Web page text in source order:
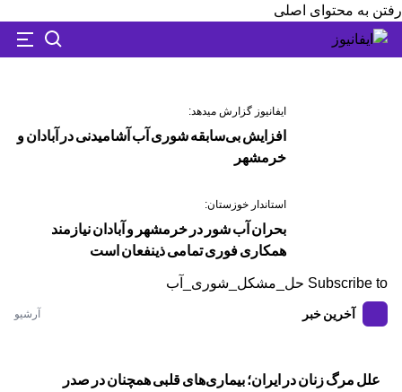
رفتن به محتوای اصلی
ایفانیوز گزارش میدهد:
افزایش بی‌سابقه شوری آب آشامیدنی در آبادان و
خرمشهر
استاندار خوزستان:
بحران آب شور در خرمشهر و آبادان نیازمند
همکاری فوری تمامی ذینفعان است
Subscribe to حل_مشکل_شوری_آب
آخرین خبر آرشیو
علل مرگ زنان در ایران؛ بیماری‌های قلبی همچنان در صدر